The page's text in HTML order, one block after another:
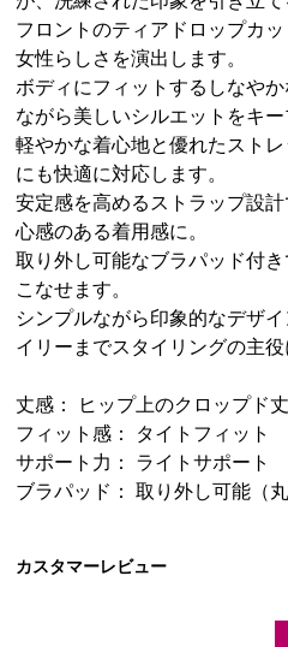
フロントのティアドロップカ
女性らしさを演出します。
ボディにフィットするしなや
ながら美しいシルエットをキー
軽やかな着心地と優れたスト
にも快適に対応します。
安定感を高めるストラップ設
心感のある着用感に。
取り外し可能なブラパッド付
こなせます。
シンプルながら印象的なデザ
イリーまでスタイリングの主役
丈感： ヒップ上のクロップド丈
フィット感： タイトフィット
サポート力： ライトサポート
ブラパッド： 取り外し可能（丸
カスタマーレビュー